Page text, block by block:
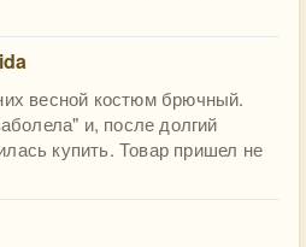
весной костюм брючный.
и, после долгий
купить. Товар пришел не